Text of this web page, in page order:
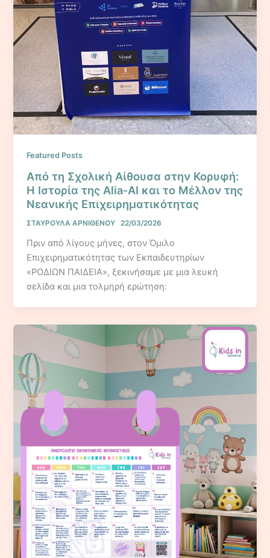
Featured Posts
Από τη Σχολική Αίθουσα στην Κορυφή:
Η Ιστορία της Alia-AI και το Μέλλον της
Νεανικής Επιχειρηματικότητας
ΣΤΑΥΡΟΥΛΑ ΑΡΝΙΘΕΝΟΥ 22/03/2026
Πριν από λίγους μήνες, στον Όμιλο
Επιχειρηματικότητας των Εκπαιδευτηρίων
«ΡΟΔΙΩΝ ΠΑΙΔΕΙΑ», ξεκινήσαμε με μια λευκή
σελίδα και μια τολμηρή ερώτηση: